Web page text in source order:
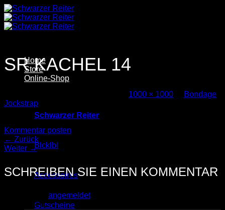
Zum
Inhalt
springen
Home
Store
Online-Shop
Schwarzer Reiter
Blcklbl
Accessoires
Gutscheine
SR KACHEL 14
1000 × 1000
Bondage
Jockstrap
Trackbacks sind geschlossen, aber Sie können einen
Kommentar posten
← Zurück
Weiter →
SCHREIBEN SIE EINEN KOMMENTAR
angemeldetsein, um einen Kommentar
abzugeben.